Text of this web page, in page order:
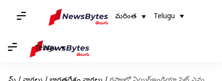
మరింత Telugu
Telugu